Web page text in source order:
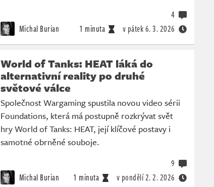
Michal Burian 1 minuta v pátek6. 3. 2026
4
World of Tanks: HEAT láká do
alternativní reality po druhé
světové válce
Společnost Wargaming spustila novou video sérii
Foundations, která má postupně rozkrývat svět
hry World of Tanks: HEAT, její klíčové postavy i
samotné obrněné souboje.
Michal Burian 1 minuta v pondělí2. 2. 2026
9